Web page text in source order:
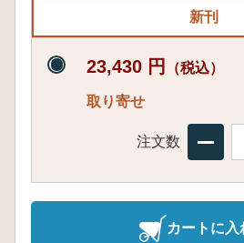
新刊
23,430 円 （税込）
取り寄せ
注文数
カートに入